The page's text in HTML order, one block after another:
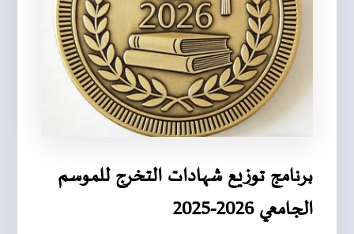
برنامج توزيع شهادات التخرج للموسم
الجامعي 2026-2025